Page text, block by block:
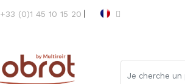
+33 (0)1 45 10 15 20